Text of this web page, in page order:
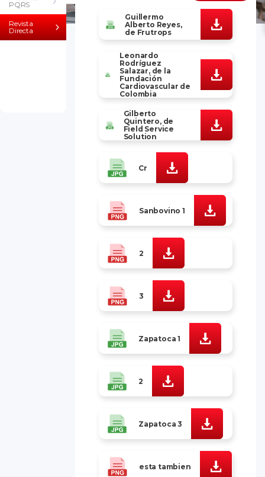
PQRS
Revista
Directa
Guillermo
Alberto Reyes,
de Frutrops
Leonardo
Rodríguez
Salazar, de la
Fundación
Cardiovascular de
Colombia
Gilberto
Quintero, de
Field Service
Solution
Cr
Sanbovino 1
2
3
Zapatoca 1
2
Zapatoca 3
esta tambien